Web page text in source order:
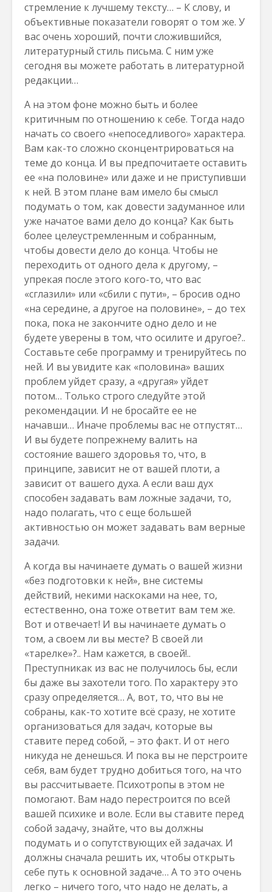
стремление к лучшему тексту… – К слову, и
объективные показатели говорят о том же. У
вас очень хороший, почти сложившийся,
литературный стиль письма. С ним уже
сегодня вы можете работать в литературной
редакции…
А на этом фоне можно быть и более
критичным по отношению к себе. Тогда надо
начать со своего «непоседливого» характера.
Вам как-то сложно сконцентрироваться на
теме до конца. И вы предпочитаете оставить
ее «на половине» или даже и не приступивши
к ней. В этом плане вам имело бы смысл
подумать о том, как довести задуманное или
уже начатое вами дело до конца? Как быть
более целеустремленным и собранным,
чтобы довести дело до конца. Чтобы не
переходить от одного дела к другому, –
упрекая после этого кого-то, что вас
«сглазили» или «сбили с пути», – бросив одно
«на середине, а другое на половине», – до тех
пока, пока не закончите одно дело и не
будете уверены в том, что осилите и другое?..
Составьте себе программу и тренируйтесь по
ней. И вы увидите как «половина» ваших
проблем уйдет сразу, а «другая» уйдет
потом… Только строго следуйте этой
рекомендации. И не бросайте ее не
начавши… Иначе проблемы вас не отпустят…
И вы будете попрежнему валить на
состояние вашего здоровья то, что, в
принципе, зависит не от вашей плоти, а
зависит от вашего духа. А если ваш дух
способен задавать вам ложные задачи, то,
надо полагать, что с еще большей
активностью он может задавать вам верные
задачи.
А когда вы начинаете думать о вашей жизни
«без подготовки к ней», вне системы
действий, некими наскоками на нее, то,
естественно, она тоже ответит вам тем же.
Вот и отвечает! И вы начинаете думать о
том, а своем ли вы месте? В своей ли
«тарелке»?.. Нам кажется, в своей!..
Преступникак из вас не получилось бы, если
бы даже вы захотели того. По характеру это
сразу определяется… А, вот, то, что вы не
собраны, как-то хотите всё сразу, не хотите
организоваться для задач, которые вы
ставите перед собой, – это факт. И от него
никуда не денешься. И пока вы не перстроите
себя, вам будет трудно добиться того, на что
вы рассчитываете. Психотропы в этом не
помогают. Вам надо перестроится по всей
вашей психике и воле. Если вы ставите перед
собой задачу, знайте, что вы должны
подумать и о сопутствующих ей задачах. И
должны сначала решить их, чтобы открыть
себе путь к основной задаче… А то это очень
легко – ничего того, что надо не делать, а